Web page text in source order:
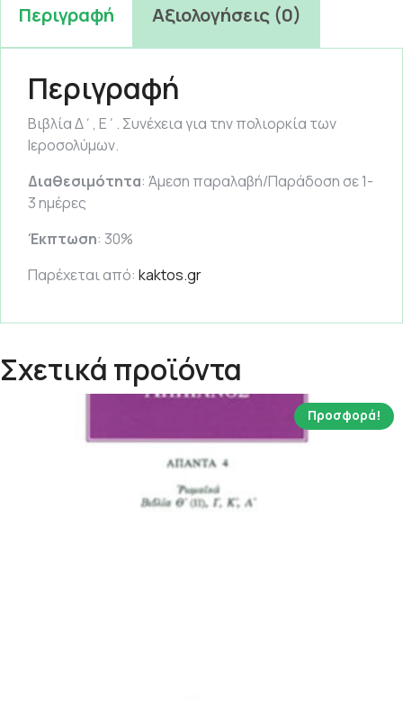
Περιγραφή Αξιολογήσεις (0)
Περιγραφή
Βιβλία Δ΄, Ε΄. Συνέχεια για την πολιορκία των
Ιεροσολύμων.
Διαθεσιμότητα: Άμεση παραλαβή/Παράδοση σε 1-
3 ημέρες
Έκπτωση: 30%
Παρέχεται από: kaktos.gr
Σχετικά προϊόντα
Προσφορά!